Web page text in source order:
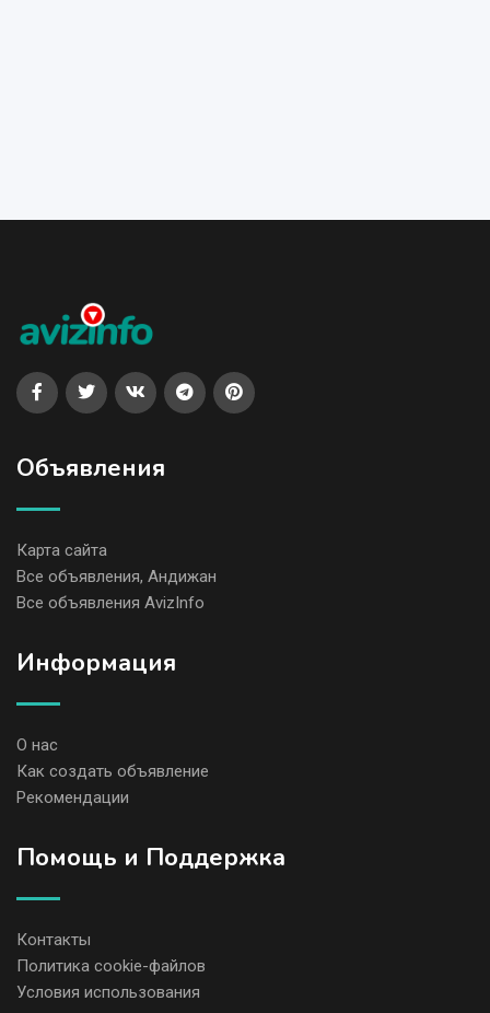
Объявления
Карта сайта
Все объявления, Андижан
Все объявления AvizInfo
Информация
О нас
Как создать объявление
Рекомендации
Помощь и Поддержка
Контакты
Политика cookie-файлов
Условия использования